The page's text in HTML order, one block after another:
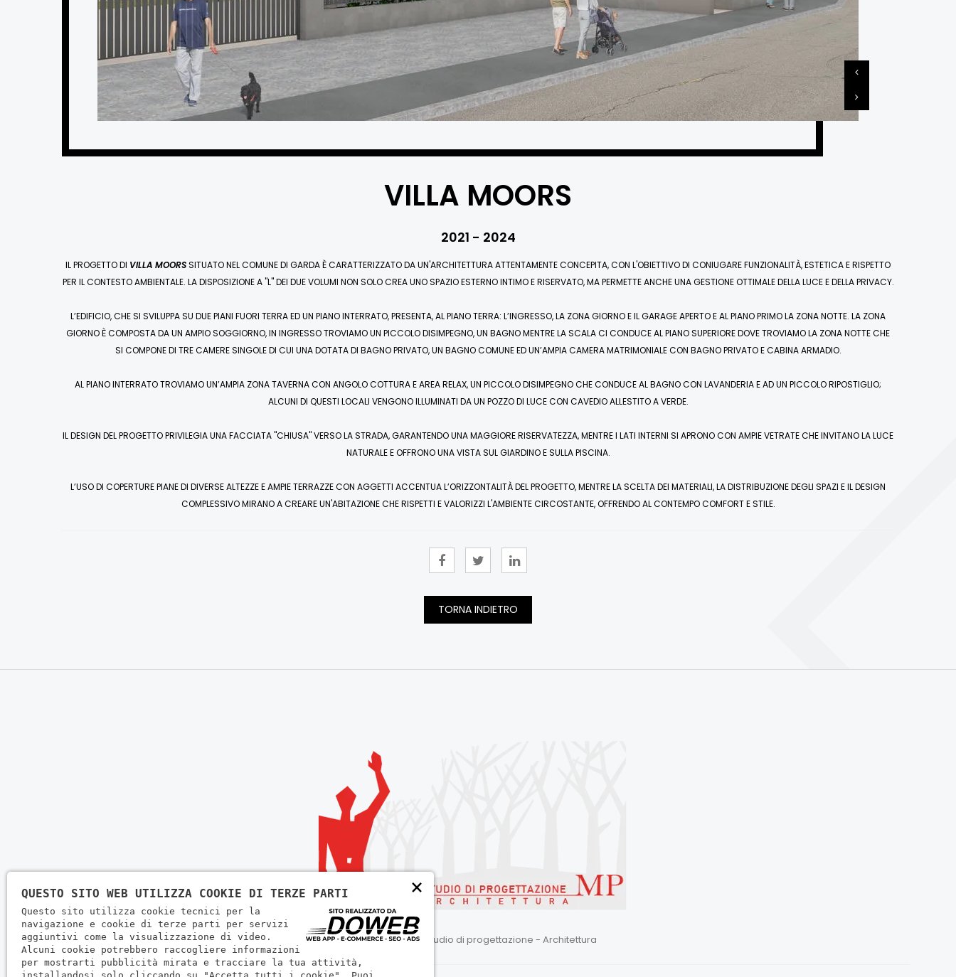
VILLA MOORS
2021 - 2024
IL PROGETTO DI VILLA MOORSSITUATO NEL COMUNE DI GARDA È CARATTERIZZATO DA UN'ARCHITETTURA ATTENTAMENTE CONCEPITA, CON L'OBIETTIVO DI CONIUGARE FUNZIONALITÀ, ESTETICA E RISPETTO
PER IL CONTESTO AMBIENTALE. LA DISPOSIZIONE A "L" DEI DUE VOLUMI NON SOLO CREA UNO SPAZIO ESTERNO INTIMO E RISERVATO, MA PERMETTE ANCHE UNA GESTIONE OTTIMALE DELLA LUCE E DELLA PRIVACY.
L’EDIFICIO, CHE SI SVILUPPA SU DUE PIANI FUORI TERRA ED UN PIANO INTERRATO, PRESENTA, AL PIANO TERRA: L’INGRESSO, LA ZONA GIORNO E IL GARAGE APERTO E AL PIANO PRIMO LA ZONA NOTTE. LA ZONA
GIORNO È COMPOSTA DA UN AMPIO SOGGIORNO, IN INGRESSO TROVIAMO UN PICCOLO DISIMPEGNO, UN BAGNO MENTRE LA SCALA CI CONDUCE AL PIANO SUPERIORE DOVE TROVIAMO LA ZONA NOTTE CHE
SI COMPONE DI TRE CAMERE SINGOLE DI CUI UNA DOTATA DI BAGNO PRIVATO, UN BAGNO COMUNE ED UN’AMPIA CAMERA MATRIMONIALE CON BAGNO PRIVATO E CABINA ARMADIO.
AL PIANO INTERRATO TROVIAMO UN’AMPIA ZONA TAVERNA CON ANGOLO COTTURA E AREA RELAX, UN PICCOLO DISIMPEGNO CHE CONDUCE AL BAGNO CON LAVANDERIA E AD UN PICCOLO RIPOSTIGLIO;
ALCUNI DI QUESTI LOCALI VENGONO ILLUMINATI DA UN POZZO DI LUCE CON CAVEDIO ALLESTITO A VERDE.
IL DESIGN DEL PROGETTO PRIVILEGIA UNA FACCIATA "CHIUSA" VERSO LA STRADA, GARANTENDO UNA MAGGIORE RISERVATEZZA, MENTRE I LATI INTERNI SI APRONO CON AMPIE VETRATE CHE INVITANO LA LUCE
NATURALE E OFFRONO UNA VISTA SUL GIARDINO E SULLA PISCINA.
L’USO DI COPERTURE PIANE DI DIVERSE ALTEZZE E AMPIE TERRAZZE CON AGGETTI ACCENTUA L’ORIZZONTALITÀ DEL PROGETTO, MENTRE LA SCELTA DEI MATERIALI, LA DISTRIBUZIONE DEGLI SPAZI E IL DESIGN
COMPLESSIVO MIRANO A CREARE UN'ABITAZIONE CHE RISPETTI E VALORIZZI L'AMBIENTE CIRCOSTANTE, OFFRENDO AL CONTEMPO COMFORT E STILE.
TORNA INDIETRO
Marco Pace - Studio di progettazione - Architettura
×
QUESTO SITO WEB UTILIZZA COOKIE DI TERZE PARTI
Questo sito utilizza cookie tecnici per la
navigazione e cookie di terze parti per servizi
aggiuntivi come la visualizzazione di video.
Alcuni cookie potrebbero raccogliere informazioni
per mostrarti pubblicità mirata e tracciare la tua attività,